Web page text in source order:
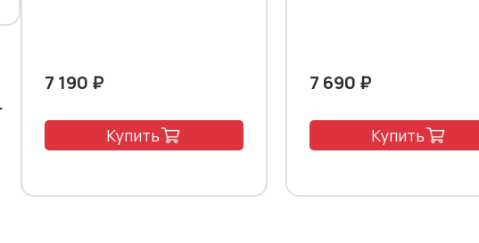
7 190 ₽
Купить
7 690 ₽
Купить